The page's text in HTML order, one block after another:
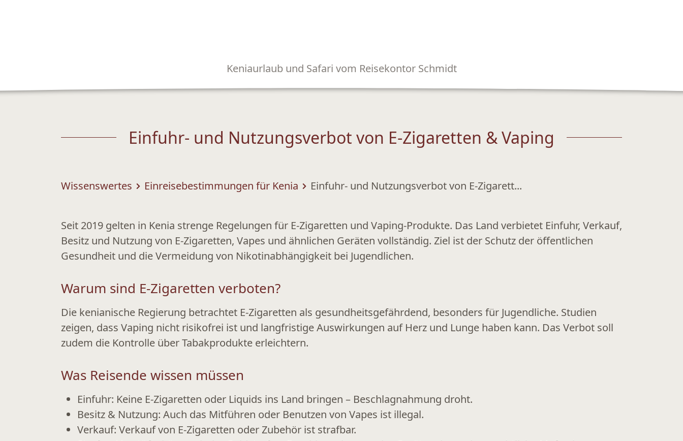
Keniaurlaub und Safari vom Reisekontor Schmidt
Einfuhr- und Nutzungsverbot von E-Zigaretten & Vaping
Wissenswertes Einreisebestimmungen für Kenia Einfuhr- und Nutzungsverbot von E-Zigarett...
Seit 2019 gelten in Kenia strenge Regelungen für E-Zigaretten und Vaping-Produkte. Das Land verbietet Einfuhr, Verkauf,
Besitz und Nutzung von E-Zigaretten, Vapes und ähnlichen Geräten vollständig. Ziel ist der Schutz der öffentlichen
Gesundheit und die Vermeidung von Nikotinabhängigkeit bei Jugendlichen.
Warum sind E-Zigaretten verboten?
Die kenianische Regierung betrachtet E-Zigaretten als gesundheitsgefährdend, besonders für Jugendliche. Studien
zeigen, dass Vaping nicht risikofrei ist und langfristige Auswirkungen auf Herz und Lunge haben kann. Das Verbot soll
zudem die Kontrolle über Tabakprodukte erleichtern.
Was Reisende wissen müssen
Einfuhr: Keine E-Zigaretten oder Liquids ins Land bringen – Beschlagnahmung droht.
Besitz & Nutzung: Auch das Mitführen oder Benutzen von Vapes ist illegal.
Verkauf: Verkauf von E-Zigaretten oder Zubehör ist strafbar.